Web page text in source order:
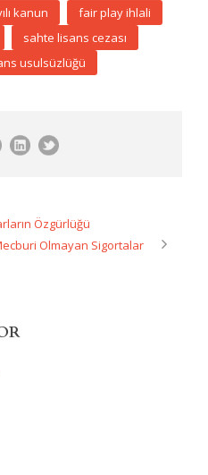
kanun
fair play ihlali
sahte lisans cezası
usulsüzlüğü
Özgürlüğü
Olmayan Sigortalar